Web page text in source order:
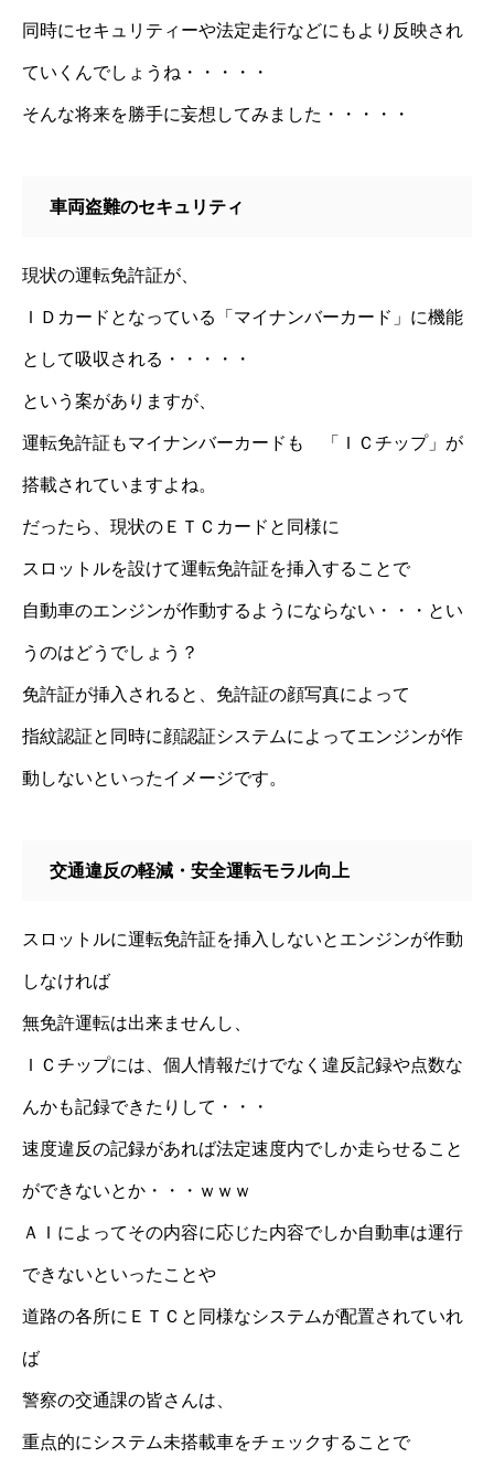
同時にセキュリティーや法定走行などにもより反映され
ていくんでしょうね・・・・・
そんな将来を勝手に妄想してみました・・・・・
車両盗難のセキュリティ
現状の運転免許証が、
ＩＤカードとなっている「マイナンバーカード」に機能
として吸収される・・・・・
という案がありますが、
運転免許証もマイナンバーカードも 「ＩＣチップ」が
搭載されていますよね。
だったら、現状のＥＴＣカードと同様に
スロットルを設けて運転免許証を挿入することで
自動車のエンジンが作動するようにならない・・・とい
うのはどうでしょう？
免許証が挿入されると、免許証の顔写真によって
指紋認証と同時に顔認証システムによってエンジンが作
動しないといったイメージです。
交通違反の軽減・安全運転モラル向上
スロットルに運転免許証を挿入しないとエンジンが作動
しなければ
無免許運転は出来ませんし、
ＩＣチップには、個人情報だけでなく違反記録や点数な
んかも記録できたりして・・・
速度違反の記録があれば法定速度内でしか走らせること
ができないとか・・・ｗｗｗ
ＡＩによってその内容に応じた内容でしか自動車は運行
できないといったことや
道路の各所にＥＴＣと同様なシステムが配置されていれ
ば
警察の交通課の皆さんは、
重点的にシステム未搭載車をチェックすることで